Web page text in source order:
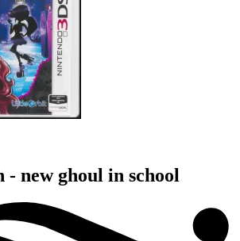
new ghoul in school